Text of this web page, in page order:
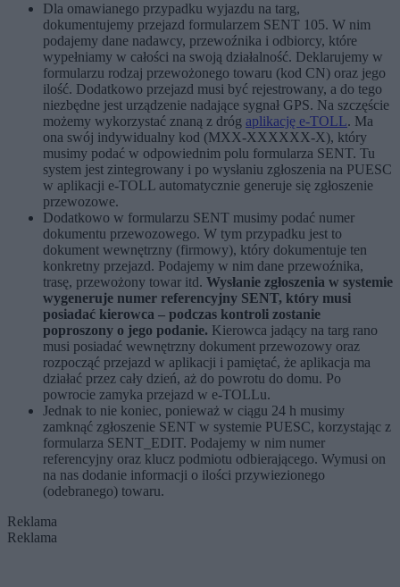
Dla omawianego przypadku wyjazdu na targ,
dokumentujemy przejazd formularzem SENT 105. W nim
podajemy dane nadawcy, przewoźnika i odbiorcy, które
wypełniamy w całości na swoją działalność. Deklarujemy w
formularzu rodzaj przewożonego towaru (kod CN) oraz jego
ilość. Dodatkowo przejazd musi być rejestrowany, a do tego
niezbędne jest urządzenie nadające sygnał GPS. Na szczęście
możemy wykorzystać znaną z dróg aplikację e-TOLL. Ma
ona swój indywidualny kod (MXX-XXXXXX-X), który
musimy podać w odpowiednim polu formularza SENT. Tu
system jest zintegrowany i po wysłaniu zgłoszenia na PUESC
w aplikacji e-TOLL automatycznie generuje się zgłoszenie
przewozowe.
Dodatkowo w formularzu SENT musimy podać numer
dokumentu przewozowego. W tym przypadku jest to
dokument wewnętrzny (firmowy), który dokumentuje ten
konkretny przejazd. Podajemy w nim dane przewoźnika,
trasę, przewożony towar itd. Wysłanie zgłoszenia w systemie
wygeneruje numer referencyjny SENT, który musi
posiadać kierowca – podczas kontroli zostanie
poproszony o jego podanie. Kierowca jadący na targ rano
musi posiadać wewnętrzny dokument przewozowy oraz
rozpocząć przejazd w aplikacji i pamiętać, że aplikacja ma
działać przez cały dzień, aż do powrotu do domu. Po
powrocie zamyka przejazd w e-TOLLu.
Jednak to nie koniec, ponieważ w ciągu 24 h musimy
zamknąć zgłoszenie SENT w systemie PUESC, korzystając z
formularza SENT_EDIT. Podajemy w nim numer
referencyjny oraz klucz podmiotu odbierającego. Wymusi on
na nas dodanie informacji o ilości przywiezionego
(odebranego) towaru.
Reklama
Reklama